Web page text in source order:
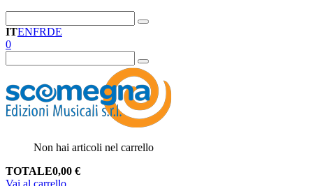
ITENFRDE
0
Non hai articoli nel carrello
TOTALE0,00 €
Vai al carrello